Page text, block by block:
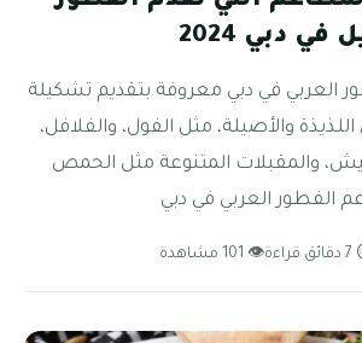
دبي 2024
العربي في دبي معروفة بتقديم تشكيلة
والأصيلة، مثل الفول، والفلافل،
والمقبلات المتنوعة مثل الحمص
الفطور العربي في دبي
👁 101 مشاهدة